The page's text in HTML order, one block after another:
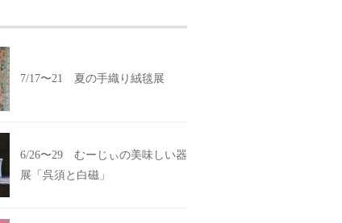
7/17〜21 夏の手織り絨毯展
6/26〜29 むーじぃの美味しい器
展「呉須と白磁」